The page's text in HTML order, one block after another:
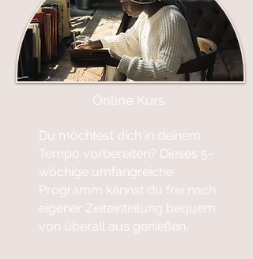
Online Kurs
Du möchtest dich in deinem
Tempo vorbereiten? Dieses 5-
wöchige umfangreiche
Programm kannst du frei nach
eigener Zeiteinteilung bequem
von überall aus genießen.